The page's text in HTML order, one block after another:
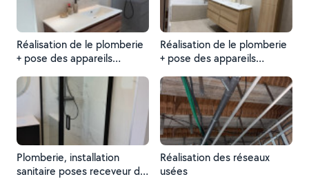
Réalisation de le plomberie
+ pose des appareils
Réalisation de le plomberie
+ pose des appareils
Plomberie, installation
sanitaire poses receveur de
Réalisation des réseaux
usées